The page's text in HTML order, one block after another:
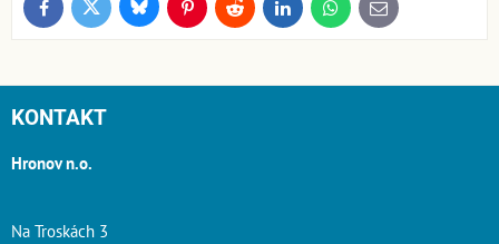
FacebookTwitter BlueskyPinterestReddit LinkedInWhatsApp
E-
mail
KONTAKT
Hronov n.o.
Na Troskách 3